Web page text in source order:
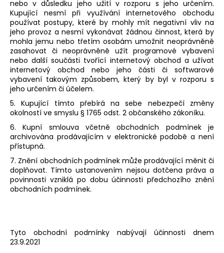
nebo v důsledku jeho užití v rozporu s jeho určením.
Kupující nesmí při využívání internetového obchodu
používat postupy, které by mohly mít negativní vliv na
jeho provoz a nesmí vykonávat žádnou činnost, která by
mohla jemu nebo třetím osobám umožnit neoprávněně
zasahovat či neoprávněně užít programové vybavení
nebo další součásti tvořící internetový obchod a užívat
internetový obchod nebo jeho části či softwarové
vybavení takovým způsobem, který by byl v rozporu s
jeho určením či účelem.
5. Kupující tímto přebírá na sebe nebezpečí změny
okolností ve smyslu § 1765 odst. 2 občanského zákoníku.
6. Kupní smlouva včetně obchodních podmínek je
archivována prodávajícím v elektronické podobě a není
přístupná.
7. Znění obchodních podmínek může prodávající měnit či
doplňovat. Tímto ustanovením nejsou dotčena práva a
povinnosti vzniklá po dobu účinnosti předchozího znění
obchodních podmínek.
Tyto obchodní podmínky nabývají účinnosti dnem
23.9.2021